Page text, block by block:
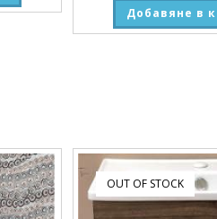
Добавяне в
OUT OF STOCK